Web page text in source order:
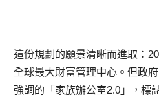
這份規劃的願景清晰而進取：
全球最大財富管理中心。但政
強調的「家族辦公室2.0」，標